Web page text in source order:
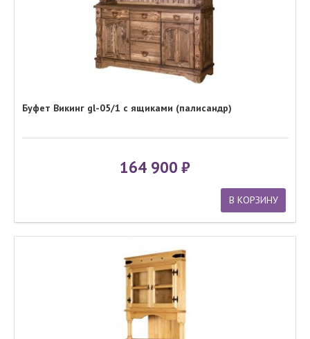
Буфет Викинг gl-05/1 с ящиками (палисандр)
164 900
В КОРЗИНУ